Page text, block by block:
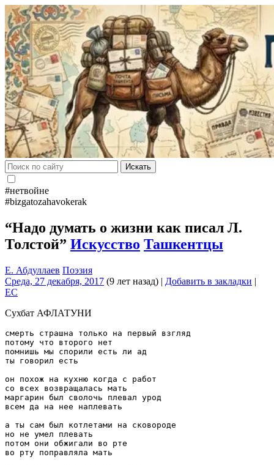
Искать
#нетвойне
#bizgatozahavokerak
“Надо думать о жизни как писал Л.
Толстой” Искусство Ташкентцы
Е. Абдуллаев Поэзия
Среда, 27 декабря, 2017 (9 лет назад) | Добавить в закладки |
EC
Сухбат АФЛАТУНИ
смерть страшна только на первый взгляд
потому что второго нет
помнишь мы спорили есть ли ад
ты говорил есть
он похож на кухню когда с работ
со всех возвращалась мать
маргарин был сволочь плевал урод
всем да на нее наплевать
а ты сам был котлетами на сковороде
но не умел плевать
потом они обжигали во рте
во рту поправляла мать